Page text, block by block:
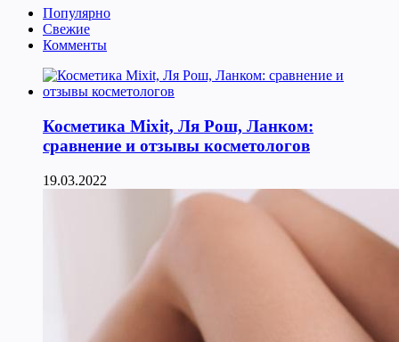
Популярно
Свежие
Комменты
Косметика Мixit, Ля Рош, Ланком:
сравнение и отзывы косметологов
19.03.2022